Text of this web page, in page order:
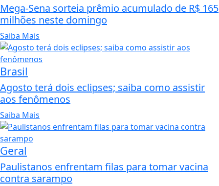
Mega-Sena sorteia prêmio acumulado de R$ 165
milhões neste domingo
Saiba Mais
Brasil
Agosto terá dois eclipses; saiba como assistir
aos fenômenos
Saiba Mais
Geral
Paulistanos enfrentam filas para tomar vacina
contra sarampo